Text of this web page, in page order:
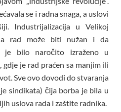
se i radna snaga, a uslovi
Industrijalizacija u Velikoj
rad može biti nužan i da
je bilo naročito izraženo u
je rad praćen sa manjim ili
Sve ovo dovodi do stvaranja
sindikata) čija borba je bila u
uslova rada i zaštite radnika.